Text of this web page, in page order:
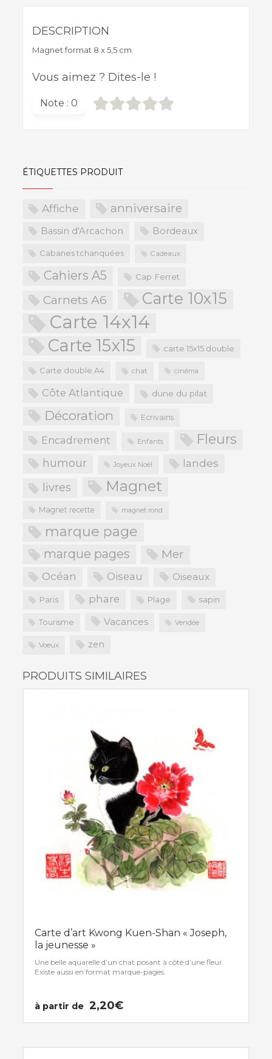
?"
DESCRIPTION
Magnet format 8 x 5,5 cm.
Vous aimez ? Dites-le !
Note : 0
ÉTIQUETTES PRODUIT
Affiche anniversaire
Bassin d'Arcachon Bordeaux
Cabanes tchanquées Cadeaux
Cahiers A5 Cap Ferret
Carnets A6 Carte 10x15
Carte 14x14
Carte 15x15 carte 15x15 double
Carte double A4 chat cinéma
Côte Atlantique dune du pilat
Décoration Ecrivains
Encadrement Enfants Fleurs
humour Joyeux Noël landes
livres Magnet
Magnet recette magnet rond
marque page
marque pages Mer
Océan Oiseau Oiseaux
Paris phare Plage sapin
Tourisme Vacances Vendée
Voeux zen
PRODUITS SIMILAIRES
Carte d’art Kwong Kuen-Shan « Joseph,
la jeunesse »
Une belle aquarelle d’un chat posant à côté d’une fleur.
Existe aussi en format marque-pages.
à partir de 2,20€